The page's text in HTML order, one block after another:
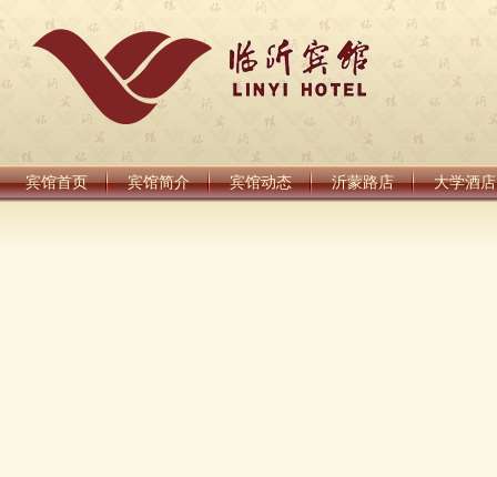
宾馆首页 宾馆简介 宾馆动态 沂蒙路店 大学酒店